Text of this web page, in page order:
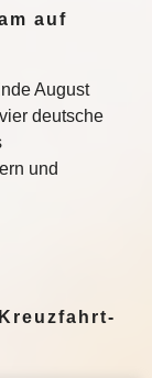
auf
August
deutsche
und